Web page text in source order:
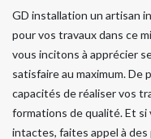
GD installation un artisan
pour vos travaux dans ce
vous incitons à apprécier
satisfaire au maximum.
capacités de réaliser vos
formations de qualité. Et
intactes, faites appel à